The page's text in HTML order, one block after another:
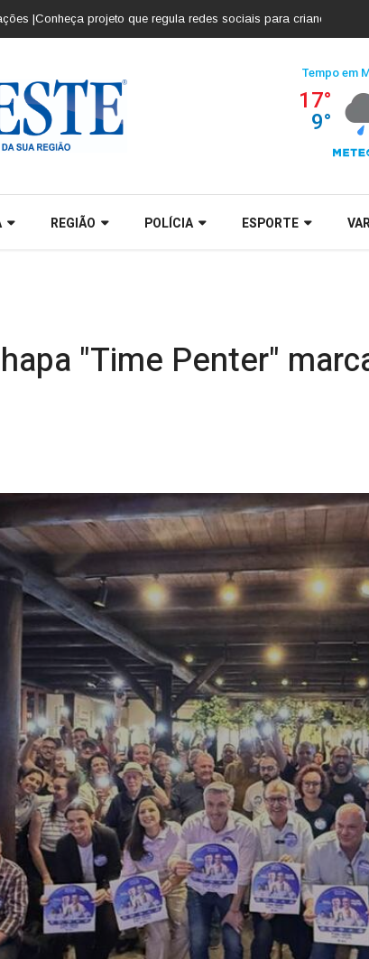
projeto que regula redes sociais para crianças e
REGIÃO POLÍCIA ESPORTE
"Time Penter"